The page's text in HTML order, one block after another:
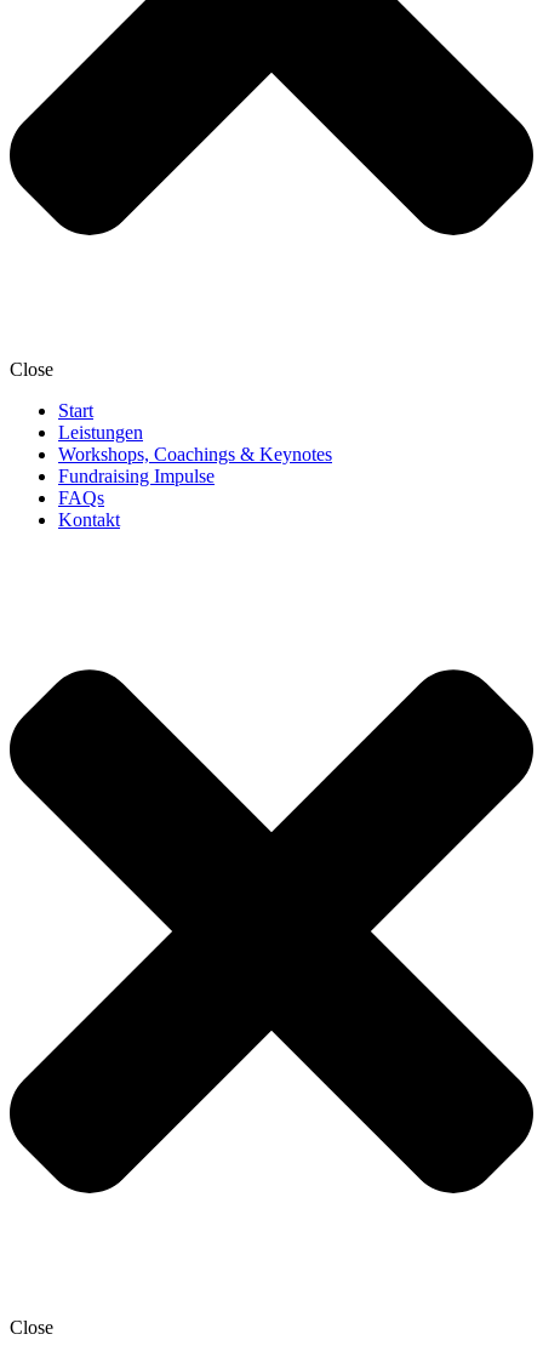
Close
Start
Leistungen
Workshops, Coachings & Keynotes
Fundraising Impulse
FAQs
Kontakt
Close